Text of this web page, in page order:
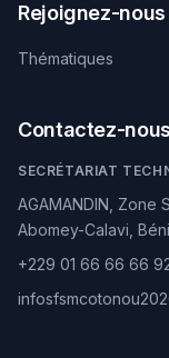
Rejoignez-nous
Thématiques
Contactez-nous
SECRÉTARIAT
AGAMANDIN, Zone
Abomey-Calavi,
+229 01 66 66 66